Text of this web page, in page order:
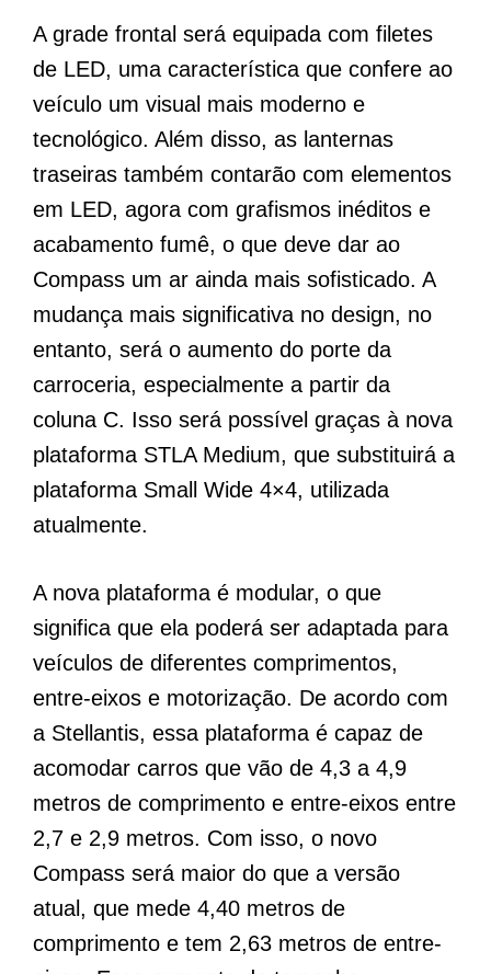
A grade frontal será equipada com filetes
de LED, uma característica que confere ao
veículo um visual mais moderno e
tecnológico. Além disso, as lanternas
traseiras também contarão com elementos
em LED, agora com grafismos inéditos e
acabamento fumê, o que deve dar ao
Compass um ar ainda mais sofisticado. A
mudança mais significativa no design, no
entanto, será o aumento do porte da
carroceria, especialmente a partir da
coluna C. Isso será possível graças à nova
plataforma STLA Medium, que substituirá a
plataforma Small Wide 4×4, utilizada
atualmente.
A nova plataforma é modular, o que
significa que ela poderá ser adaptada para
veículos de diferentes comprimentos,
entre-eixos e motorização. De acordo com
a Stellantis, essa plataforma é capaz de
acomodar carros que vão de 4,3 a 4,9
metros de comprimento e entre-eixos entre
2,7 e 2,9 metros. Com isso, o novo
Compass será maior do que a versão
atual, que mede 4,40 metros de
comprimento e tem 2,63 metros de entre-